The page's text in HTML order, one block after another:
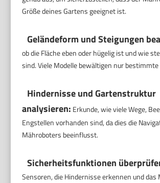
Größe deines Gartens geeignet ist.
Geländeform und Steigungen
ob die Fläche eben oder hügelig ist und wie
sind. Viele Modelle bewältigen nur bestimmte
Hindernisse und Gartenstruktur
analysieren: Erkunde, wie viele Wege,
Engstellen vorhanden sind, da dies die
Mähroboters beeinflusst.
Sicherheitsfunktionen
Sensoren, die Hindernisse erkennen und das